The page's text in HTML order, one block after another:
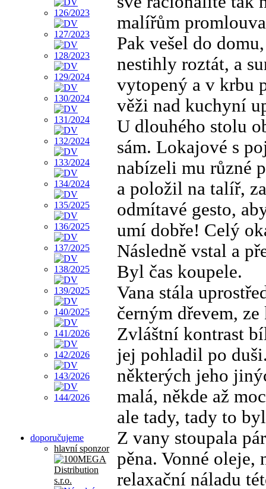
doporučujeme
hlavní sponzor
malířům
Pak vešel do
nestihly roztát, a
vytopený a v krbu
věži nad kuchyní
U dlouhého stolu
sám. Lokajové s
nabízeli mu různé
a položil na talíř,
odmítavé gesto,
umí dobře! Celý
Následně vstal a
Byl čas koupele.
Vana stála
černým dřevem,
Zvláštní kontrast
jej pohladil po
některých jeho
malá, někde až
ale tady, tady to
Z vany stoupala
pěna. Vonné
relaxační náladu